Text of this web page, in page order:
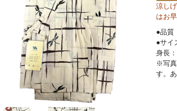
涼し
はお早
●品質
●サイ
身長
※写真
す。